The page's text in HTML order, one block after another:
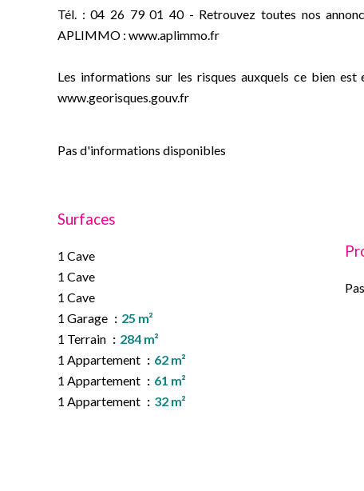
Tél. : 04 26 79 01 40 - Retrouvez toutes nos
APLIMMO : www.aplimmo.fr
Les informations sur les risques auxquels ce bien
www.georisques.gouv.fr
Pas d'informations disponibles
Surfaces
1 Cave
1 Cave
1 Cave
1 Garage
25 m²
1 Terrain
284 m²
1 Appartement
62 m²
1 Appartement
61 m²
1 Appartement
32 m²